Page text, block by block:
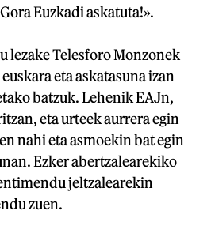
Euzkadi askatuta!».
lezake Telesforo Monzonek
eta askatasuna izan
batzuk. Lehenik EAJn,
eta urteek aurrera egin
nahi eta asmoekin bat egin
Ezker abertzalearekiko
jeltzalearekin
zuen.